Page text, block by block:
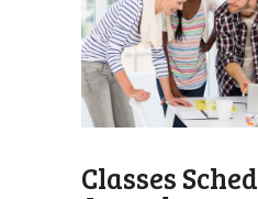
Classes